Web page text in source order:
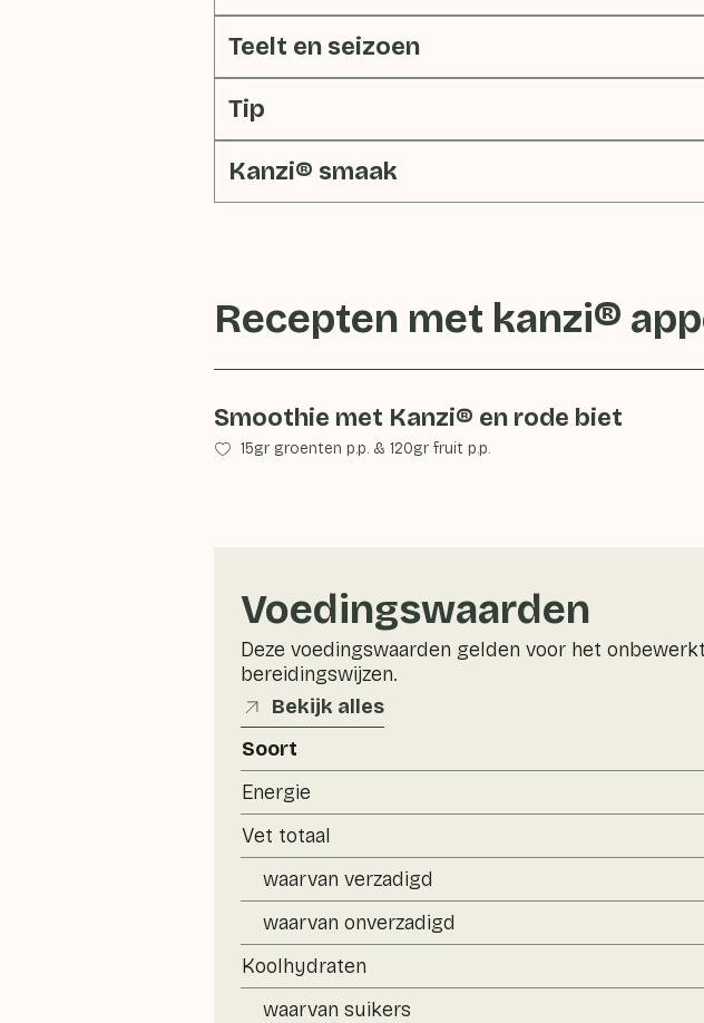
Teelt en seizoen
Tip
Kanzi® smaak
Recepten met kanzi®
Smoothie met Kanzi® en rode biet
15gr groenten p.p. & 120gr fruit p.p.
Voedingswaarden
Deze voedingswaarden gelden voor het
bereidingswijzen.
Bekijk alles
Soort
Energie
Vet totaal
waarvan verzadigd
waarvan onverzadigd
Koolhydraten
waarvan suikers